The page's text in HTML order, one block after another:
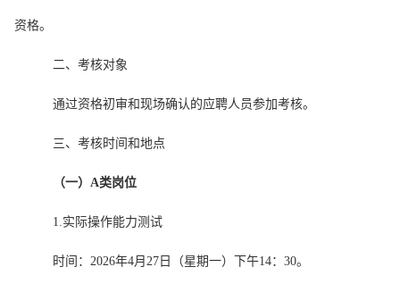
资格。
二、考核对象
通过资格初审和现场确认的应聘人员参加考核。
三、考核时间和地点
（一）A类岗位
1.实际操作能力测试
时间：2026年4月27日（星期一）下午14：30。